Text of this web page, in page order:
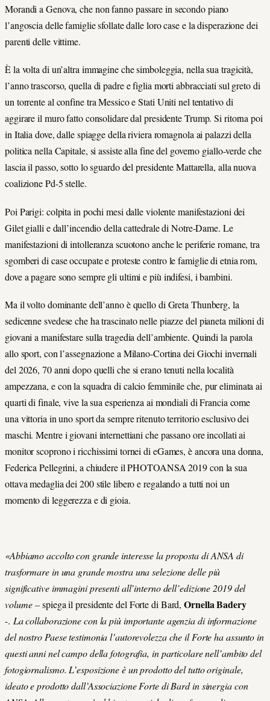
Morandi a Genova, che non fanno passare in secondo piano
l’angoscia delle famiglie sfollate dalle loro case e la disperazione dei
parenti delle vittime.
È la volta di un’altra immagine che simboleggia, nella sua tragicità,
l’anno trascorso, quella di padre e figlia morti abbracciati sul greto di
un torrente al confine tra Messico e Stati Uniti nel tentativo di
aggirare il muro fatto consolidare dal presidente Trump. Si ritorna poi
in Italia dove, dalle spiagge della riviera romagnola ai palazzi della
politica nella Capitale, si assiste alla fine del governo giallo-verde che
lascia il passo, sotto lo sguardo del presidente Mattarella, alla nuova
coalizione Pd-5 stelle.
Poi Parigi: colpita in pochi mesi dalle violente manifestazioni dei
Gilet gialli e dall’incendio della cattedrale di Notre-Dame. Le
manifestazioni di intolleranza scuotono anche le periferie romane, tra
sgomberi di case occupate e proteste contro le famiglie di etnia rom,
dove a pagare sono sempre gli ultimi e più indifesi, i bambini.
Ma il volto dominante dell’anno è quello di Greta Thunberg, la
sedicenne svedese che ha trascinato nelle piazze del pianeta milioni di
giovani a manifestare sulla tragedia dell’ambiente. Quindi la parola
allo sport, con l’assegnazione a Milano-Cortina dei Giochi invernali
del 2026, 70 anni dopo quelli che si erano tenuti nella località
ampezzana, e con la squadra di calcio femminile che, pur eliminata ai
quarti di finale, vive la sua esperienza ai mondiali di Francia come
una vittoria in uno sport da sempre ritenuto territorio esclusivo dei
maschi. Mentre i giovani internettiani che passano ore incollati ai
monitor scoprono i ricchissimi tornei di eGames, è ancora una donna,
Federica Pellegrini, a chiudere il PHOTOANSA 2019 con la sua
ottava medaglia dei 200 stile libero e regalando a tutti noi un
momento di leggerezza e di gioia.
«Abbiamo accolto con grande interesse la proposta di ANSA di
trasformare in una grande mostra una selezione delle più
significative immagini presenti all’interno dell’edizione 2019 del
volume–spiega il presidente del Forte di Bard,Ornella Badery
-. La collaborazione con la più importante agenzia di informazione
del nostro Paese testimonia l’autorevolezza che il Forte ha assunto in
questi anni nel campo della fotografia, in particolare nell’ambito del
fotogiornalismo. L’esposizione è un prodotto del tutto originale,
ideato e prodotto dall’Associazione Forte di Bard in sinergia con